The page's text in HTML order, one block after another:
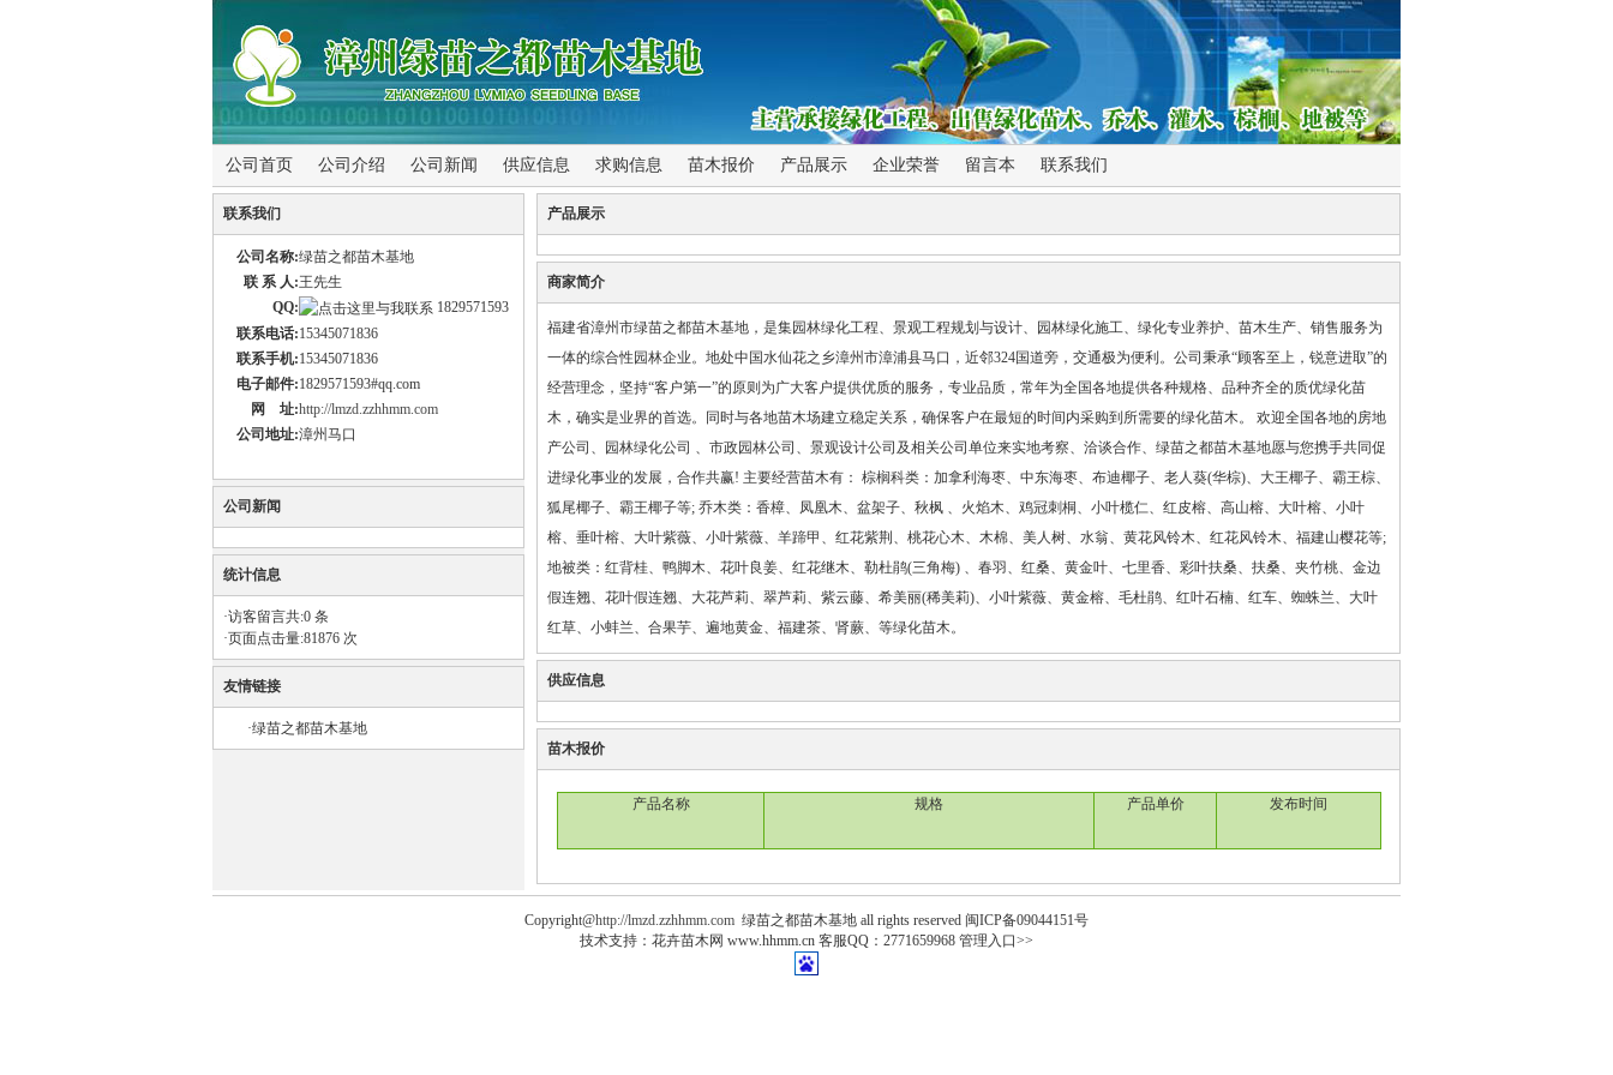
公司首页 公司介绍 公司新闻 供应信息 求购信息 苗木报价 产品展示 企业荣誉 留言本 联系我们
联系我们
公司名称:绿苗之都苗木基地
联 系 人:王先生
QQ:
1829571593
联系电话:15345071836
联系手机:15345071836
电子邮件:1829571593#qq.com
网 址:http://lmzd.zzhhmm.com
公司地址:漳州马口
公司新闻
统计信息
·访客留言共:0 条
·页面点击量:81876 次
友情链接
·绿苗之都苗木基地
产品展示
商家简介
福建省漳州市绿苗之都苗木基地，是集园林绿化工程、景观工程规划与设计、园林绿化施工、绿化专业养护、苗木生产、销售服务为
一体的综合性园林企业。地处中国水仙花之乡漳州市漳浦县马口，近邻324国道旁，交通极为便利。公司秉承“顾客至上，锐意进取”的
经营理念，坚持“客户第一”的原则为广大客户提供优质的服务，专业品质，常年为全国各地提供各种规格、品种齐全的质优绿化苗
木，确实是业界的首选。同时与各地苗木场建立稳定关系，确保客户在最短的时间内采购到所需要的绿化苗木。 欢迎全国各地的房地
产公司、园林绿化公司 、市政园林公司、景观设计公司及相关公司单位来实地考察、洽谈合作、绿苗之都苗木基地愿与您携手共同促
进绿化事业的发展，合作共赢! 主要经营苗木有： 棕榈科类：加拿利海枣、中东海枣、布迪椰子、老人葵(华棕)、大王椰子、霸王棕、
狐尾椰子、霸王椰子等; 乔木类：香樟、凤凰木、盆架子、秋枫 、火焰木、鸡冠刺桐、小叶榄仁、红皮榕、高山榕、大叶榕、小叶
榕、垂叶榕、大叶紫薇、小叶紫薇、羊蹄甲、红花紫荆、桃花心木、木棉、美人树、水翁、黄花风铃木、红花风铃木、福建山樱花等;
地被类：红背桂、鸭脚木、花叶良姜、红花继木、勒杜鹃(三角梅) 、春羽、红桑、黄金叶、七里香、彩叶扶桑、扶桑、夹竹桃、金边
假连翘、花叶假连翘、大花芦莉、翠芦莉、紫云藤、希美丽(稀美莉)、小叶紫薇、黄金榕、毛杜鹃、红叶石楠、红车、蜘蛛兰、大叶
红草、小蚌兰、合果芋、遍地黄金、福建茶、肾蕨、等绿化苗木。
供应信息
苗木报价
产品名称 规格 产品单价 发布时间
Copyright@http://lmzd.zzhhmm.com 绿苗之都苗木基地 all rights reserved 闽ICP备09044151号
技术支持： 花卉苗木网 www.hhmm.cn 客服QQ：2771659968 管理入口>>